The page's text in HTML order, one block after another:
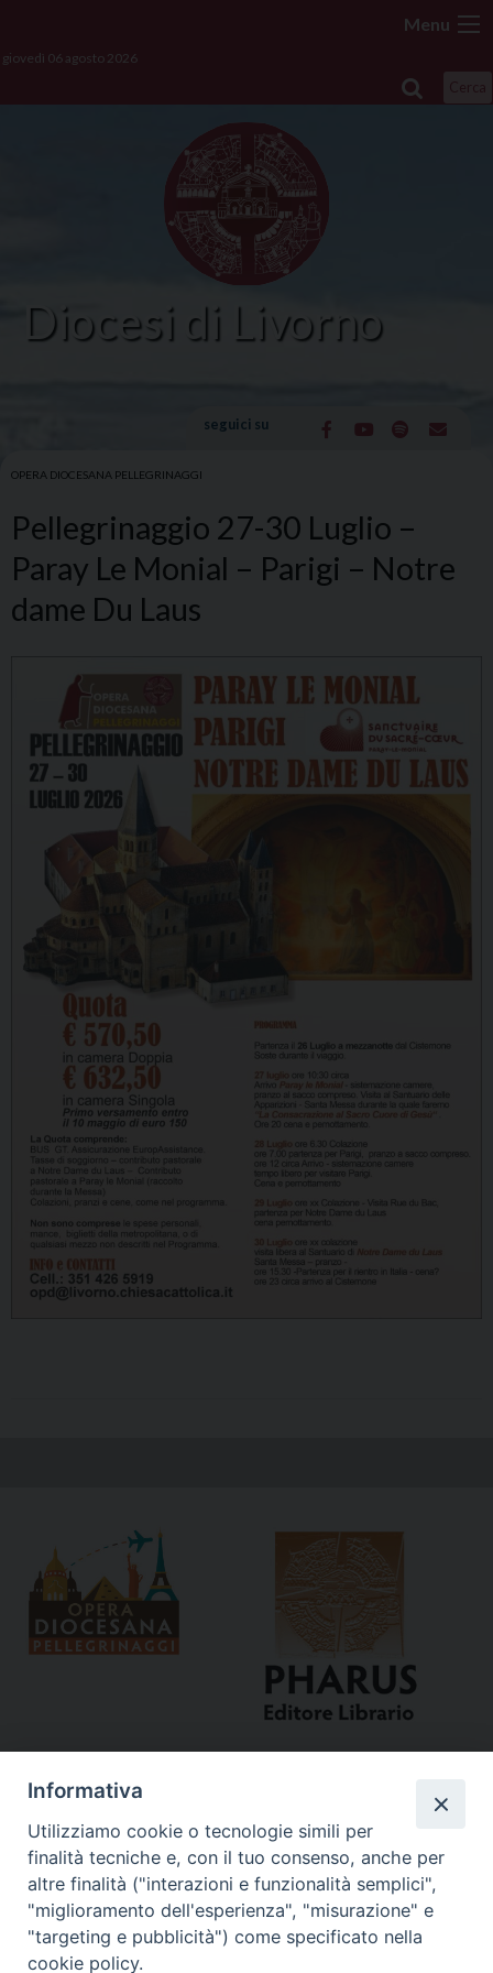
content
Menu
giovedì 06 agosto 2026
Diocesi di Livorno
seguici su
OPERA DIOCESANA PELLEGRINAGGI
Pellegrinaggio 27-30 Luglio –
Paray Le Monial – Parigi – Notre
dame Du Laus
Curia
Informativa
Utilizziamo cookie o tecnologie simili per
finalità tecniche e, con il tuo consenso, anche per
altre finalità ("interazioni e funzionalità semplici",
"miglioramento dell'esperienza", "misurazione" e
"targeting e pubblicità") come specificato nella
cookie policy.